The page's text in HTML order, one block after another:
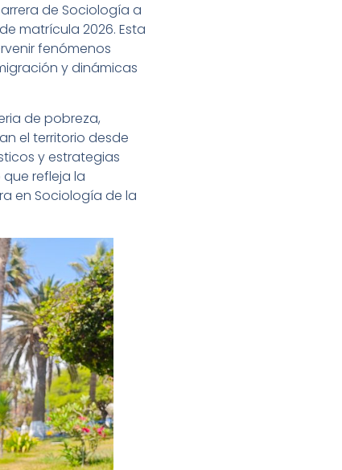
de Sociología a
matrícula 2026. Esta
fenómenos
y dinámicas
de pobreza,
el territorio desde
y estrategias
refleja la
en Sociología de la